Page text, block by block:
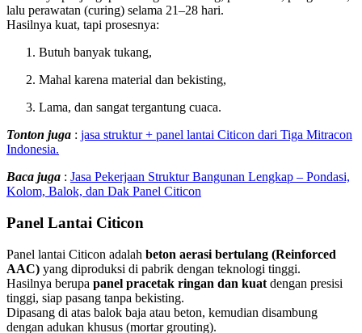
lalu perawatan (curing) selama 21–28 hari.
Hasilnya kuat, tapi prosesnya:
Butuh banyak tukang,
Mahal karena material dan bekisting,
Lama, dan sangat tergantung cuaca.
Tonton juga : jasa struktur + panel lantai Citicon dari Tiga Mitracon
Indonesia.
Baca juga : Jasa Pekerjaan Struktur Bangunan Lengkap – Pondasi,
Kolom, Balok, dan Dak Panel Citicon
Panel Lantai Citicon
Panel lantai Citicon adalah beton aerasi bertulang (Reinforced
AAC) yang diproduksi di pabrik dengan teknologi tinggi.
Hasilnya berupa panel pracetak ringan dan kuat dengan presisi
tinggi, siap pasang tanpa bekisting.
Dipasang di atas balok baja atau beton, kemudian disambung
dengan adukan khusus (mortar grouting).